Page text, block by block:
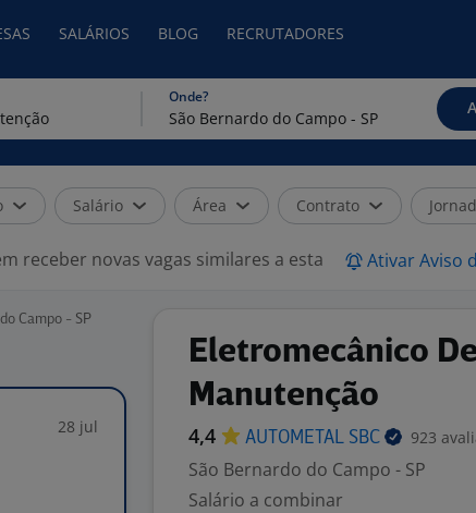
SALÁRIOS BLOG RECRUTADORES
Onde?
Salário Área Contrato
receber novas vagas similares a esta Ativar Aviso
Campo - SP
28 jul
Eletromecânico De
Manutenção
4,4 AUTOMETAL SBC 923
São Bernardo do Campo - SP
Salário a combinar